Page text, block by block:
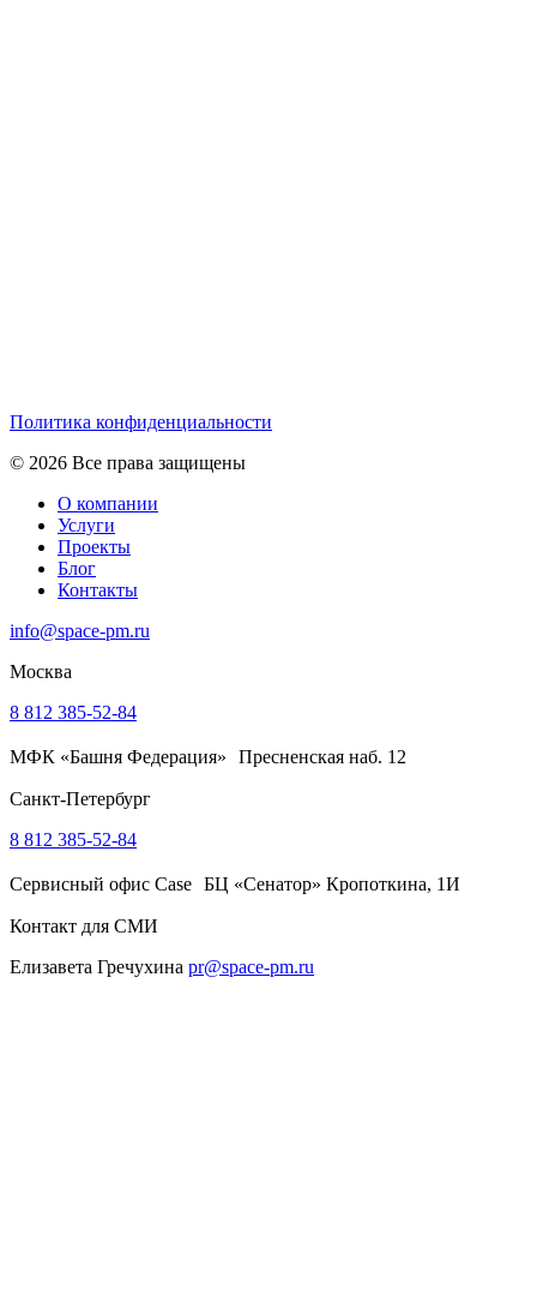
Политика конфиденциальности
© 2026 Все права защищены
О компании
Услуги
Проекты
Блог
Контакты
info@space-pm.ru
Москва
8 812 385-52-84
МФК «Башня Федерация» Пресненская наб. 12
Санкт-Петербург
8 812 385-52-84
Сервисный офис Case БЦ «Сенатор» Кропоткина, 1И
Контакт для СМИ
Елизавета Гречухина pr@space-pm.ru